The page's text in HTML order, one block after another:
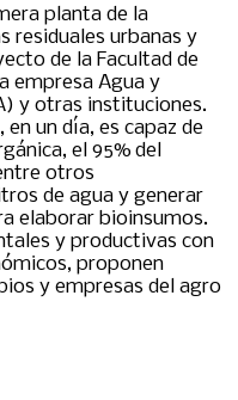
planta de la
residuales urbanas y
de la Facultad de
empresa Agua y
y otras instituciones.
un día, es capaz de
el 95% del
otros
de agua y generar
elaborar bioinsumos.
y productivas con
proponen
y empresas del agro